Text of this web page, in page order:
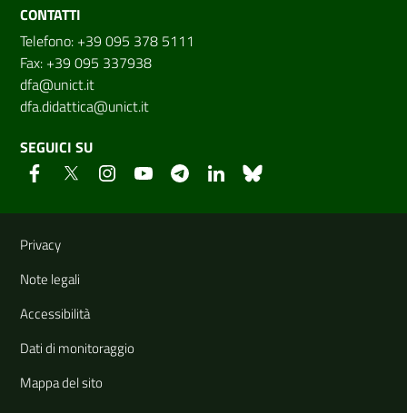
CONTATTI
Telefono: +39 095 378 5111
Fax: +39 095 337938
dfa@unict.it
dfa.didattica@unict.it
SEGUICI SU
Link e informazioni utili
Privacy
Note legali
Accessibilità
Dati di monitoraggio
Mappa del sito